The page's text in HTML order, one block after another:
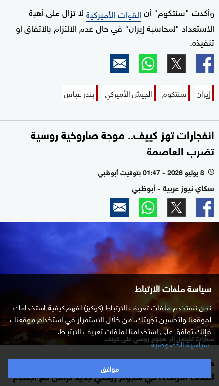
سياسة ملفات الارتباط
نحن نستخدم ملفات تعريف الارتباط (كوكيز) لفهم كيفية استخدامك
لموقعنا ولتحسين تجربتك. من خلال الاستمرار في استخدام موقعنا ،
فإنك توافق على استخدامنا لملفات تعريف الارتباط.
سياسية الخصوصية
موافق
وأكدت "سنتكوم" أنالقوات الأميركيةلا تزال على أهبة
الاستعداد "لمحاسبة إيران" في حال عدم الالتزام بالاتفاق أو
تنفيذه.
إيران سنتكوم الجيش الأميركي بندر عباس
انفجارات تهز كييف.. موجة صاروخية روسية
تضرب العاصمة
l 8 يوليو 2026 - 01:47 بتوقيت أبوظبي
سكاي نيوز عربية - أبوظبي
سيارات تشتعل إثر هجوم روسي على كييف
هزت سلسلة انفجارات العاصمة الأوكرانية كييف ليل
الثلاثاء الأربعاء، في هجوم روسي جديد تزامن مع اجتماع